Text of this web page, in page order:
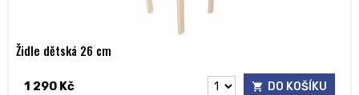
Židle dětská 26 cm
1 290 Kč DO KOŠÍKU